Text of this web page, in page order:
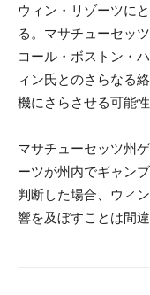
ウィン・リゾーツに
る。マサチューセッ
コール・ボストン・
ィン氏とのさらなる
機にさらさせる可能
マサチューセッツ州
ーツが州内でギャン
判断した場合、ウィ
響を及ぼすことは間